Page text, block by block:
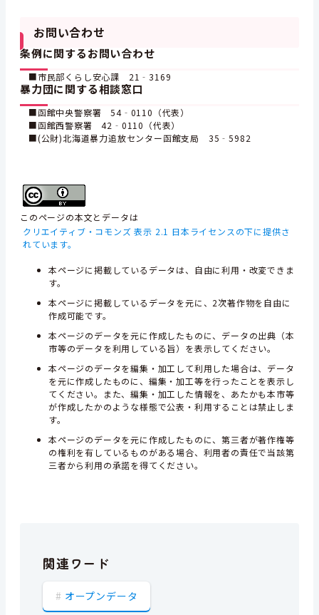
お問い合わせ
条例に関するお問い合わせ
■市民部くらし安心課 21‐3169
暴力団に関する相談窓口
■函館中央警察署 54‐0110（代表）
■函館西警察署 42‐0110（代表）
■(公財)北海道暴力追放センター函館支局 35‐5982
このページの本文とデータは
クリエイティブ・コモンズ 表示 2.1 日本ライセンスの下に提供さ
れています。
本ページに掲載しているデータは、自由に利用・改変できま
す。
本ページに掲載しているデータを元に、2次著作物を自由に
作成可能です。
本ページのデータを元に作成したものに、データの出典（本
市等のデータを利用している旨）を表示してください。
本ページのデータを編集・加工して利用した場合は、データ
を元に作成したものに、編集・加工等を行ったことを表示し
てください。また、編集・加工した情報を、あたかも本市等
が作成したかのような様態で公表・利用することは禁止しま
す。
本ページのデータを元に作成したものに、第三者が著作権等
の権利を有しているものがある場合、利用者の責任で当該第
三者から利用の承諾を得てください。
関連ワード
オープンデータ